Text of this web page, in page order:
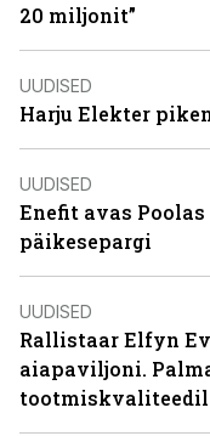
20 miljonit”
UUDISED
Harju Elekter
UUDISED
Enefit avas
päikesepargi
UUDISED
Rallistaar Elfyn
aiapaviljoni.